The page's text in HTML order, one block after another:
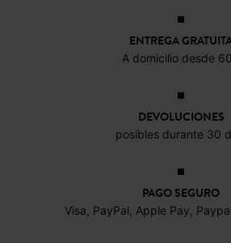
ENTREGA
A domicilio desde
DEVOLUCIONES
posibles durante 30
PAGO SEGURO
Visa, PayPal, Apple Pay,